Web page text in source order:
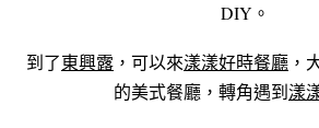
DIY。
到了東興露 ，可以來漾漾好時餐廳 ，
的美式餐廳，轉角遇到漾